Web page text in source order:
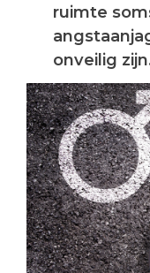
ruimte
onveilig